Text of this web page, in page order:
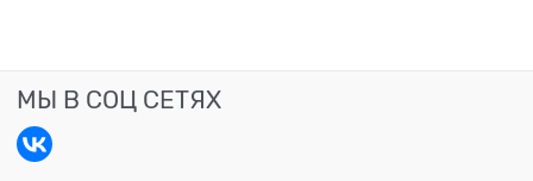
МЫ В СОЦ СЕТЯХ